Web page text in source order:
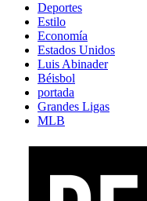
Deportes
Estilo
Economía
Estados Unidos
Luis Abinader
Béisbol
portada
Grandes Ligas
MLB